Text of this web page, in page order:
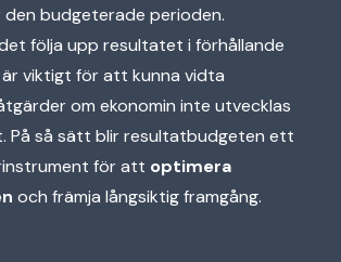
budgeterade perioden.
följa upp resultatet i förhållande
viktigt för att kunna vidta
om ekonomin inte utvecklas
På så sätt blir resultatbudgeten ett
för att optimera
och främja långsiktig framgång.